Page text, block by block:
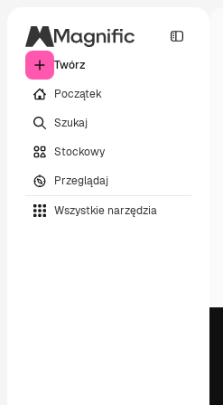
Twórz
Początek
Szukaj
Stockowy
Przeglądaj
Wszystkie narzędzia